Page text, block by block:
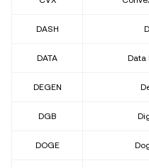
DASH
DATA Data
DEGEN
DGB
DOGE